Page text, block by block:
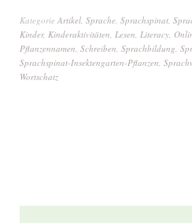
Kategorie Artikel Sprache Sprachspinat
Kinder, Kinderaktivitäten Lesen Literacy
Pflanzennamen Schreiben Sprachbildung
Sprachspinat-Insektengarten-Pflanzen
Wortschatz